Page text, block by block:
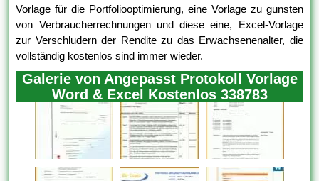
Vorlage für die Portfoliooptimierung, eine Vorlage zu gunsten
von Verbraucherrechnungen und diese eine, Excel-Vorlage
zur Verschludern der Rendite zu das Erwachsenenalter, die
vollständig kostenlos sind immer wieder.
Galerie von Angepasst Protokoll Vorlage
Word & Excel Kostenlos 338783